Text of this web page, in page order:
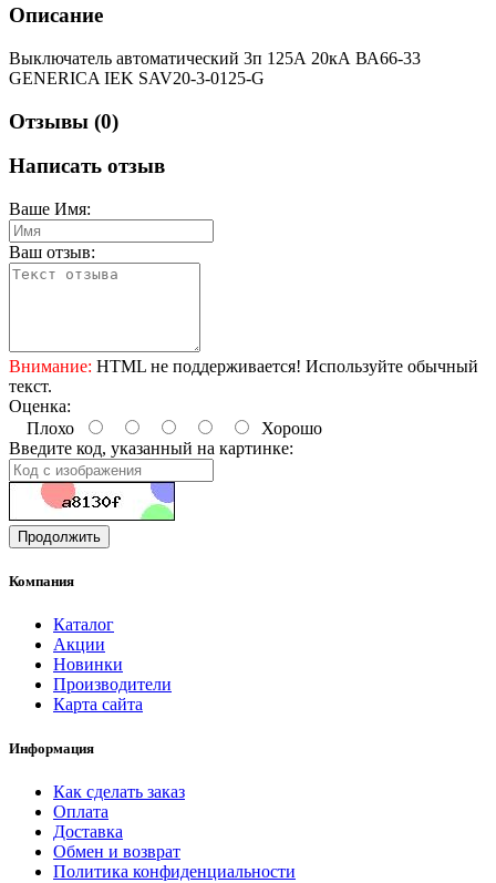
Описание
Выключатель автоматический 3п 125А 20кА ВА66-33
GENERICA IEK SAV20-3-0125-G
Отзывы (0)
Написать отзыв
Ваше Имя:
Ваш отзыв:
Внимание: HTML не поддерживается! Используйте обычный
текст.
Оценка:
Плохо
Хорошо
Введите код, указанный на картинке:
Продолжить
Компания
Каталог
Акции
Новинки
Производители
Карта сайта
Информация
Как сделать заказ
Оплата
Доставка
Обмен и возврат
Политика конфиденциальности